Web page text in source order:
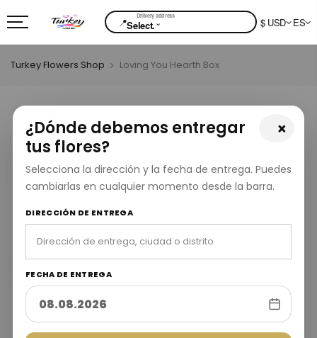
📍Select.⌄ $ USD ES
×
¿Dónde debemos entregar
tus flores?
Selecciona la dirección y la fecha de entrega. Puedes
cambiarlas en cualquier momento desde la barra.
DIRECCIÓN DE ENTREGA
FECHA DE ENTREGA
Turkey Flowers Shop Loving You Hearth Box